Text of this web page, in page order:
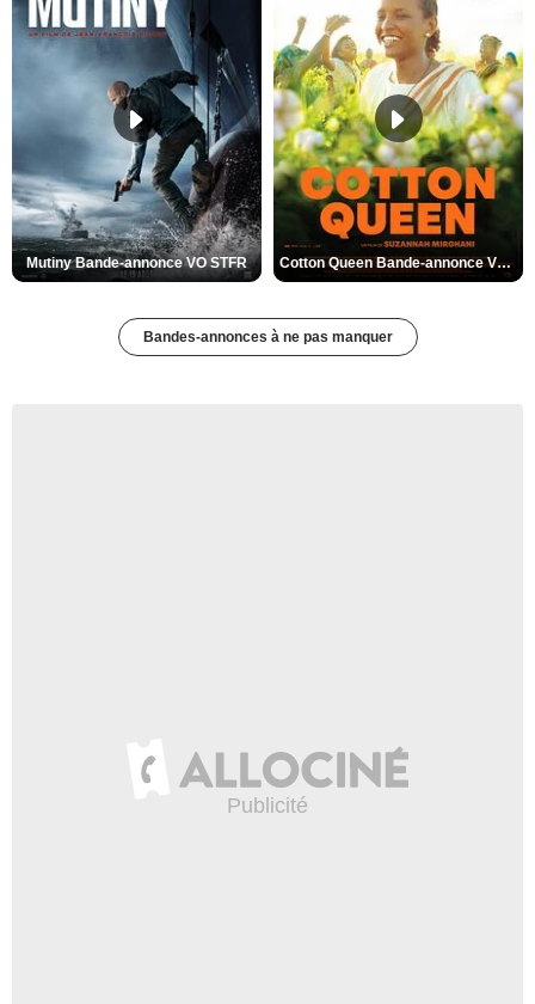
Mutiny Bande-annonce VO STFR Cotton Queen Bande-annonce VO STFR
Bandes-annonces à ne pas manquer